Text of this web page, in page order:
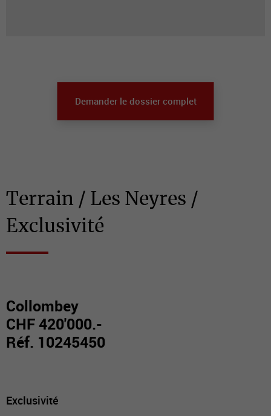
Terrain / Les Neyres /
Exclusivité
Collombey
CHF 420'000.-
Réf. 10245450
Exclusivité
Demander le dossier complet